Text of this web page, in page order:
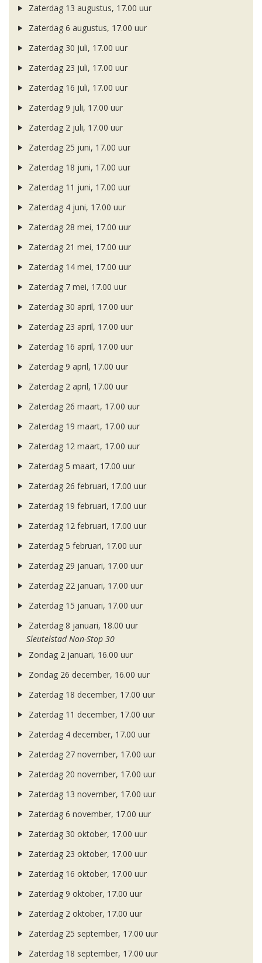
Zaterdag 13 augustus, 17.00 uur
Zaterdag 6 augustus, 17.00 uur
Zaterdag 30 juli, 17.00 uur
Zaterdag 23 juli, 17.00 uur
Zaterdag 16 juli, 17.00 uur
Zaterdag 9 juli, 17.00 uur
Zaterdag 2 juli, 17.00 uur
Zaterdag 25 juni, 17.00 uur
Zaterdag 18 juni, 17.00 uur
Zaterdag 11 juni, 17.00 uur
Zaterdag 4 juni, 17.00 uur
Zaterdag 28 mei, 17.00 uur
Zaterdag 21 mei, 17.00 uur
Zaterdag 14 mei, 17.00 uur
Zaterdag 7 mei, 17.00 uur
Zaterdag 30 april, 17.00 uur
Zaterdag 23 april, 17.00 uur
Zaterdag 16 april, 17.00 uur
Zaterdag 9 april, 17.00 uur
Zaterdag 2 april, 17.00 uur
Zaterdag 26 maart, 17.00 uur
Zaterdag 19 maart, 17.00 uur
Zaterdag 12 maart, 17.00 uur
Zaterdag 5 maart, 17.00 uur
Zaterdag 26 februari, 17.00 uur
Zaterdag 19 februari, 17.00 uur
Zaterdag 12 februari, 17.00 uur
Zaterdag 5 februari, 17.00 uur
Zaterdag 29 januari, 17.00 uur
Zaterdag 22 januari, 17.00 uur
Zaterdag 15 januari, 17.00 uur
Zaterdag 8 januari, 18.00 uur
Sleutelstad Non-Stop 30
Zondag 2 januari, 16.00 uur
Zondag 26 december, 16.00 uur
Zaterdag 18 december, 17.00 uur
Zaterdag 11 december, 17.00 uur
Zaterdag 4 december, 17.00 uur
Zaterdag 27 november, 17.00 uur
Zaterdag 20 november, 17.00 uur
Zaterdag 13 november, 17.00 uur
Zaterdag 6 november, 17.00 uur
Zaterdag 30 oktober, 17.00 uur
Zaterdag 23 oktober, 17.00 uur
Zaterdag 16 oktober, 17.00 uur
Zaterdag 9 oktober, 17.00 uur
Zaterdag 2 oktober, 17.00 uur
Zaterdag 25 september, 17.00 uur
Zaterdag 18 september, 17.00 uur